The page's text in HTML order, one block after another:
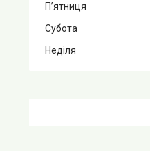
Пʼятниця
Субота
Неділя